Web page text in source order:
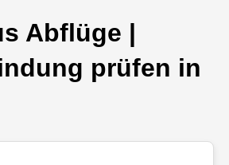
Abflüge |
prüfen in